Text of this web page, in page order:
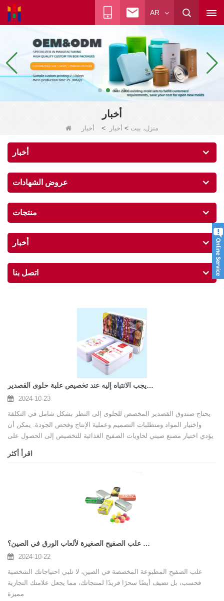
AR
أخبار
منزل، بيت > أخبار > أخبار
أخبار
عروض الشهادات
منتجات
أخبار
اتصل بنا
ما يجب الانتباه إليه عند تخصيص علبة حلوى القصدير
2024-10-23
يحتاج صندوق القصدير المخصص للحلوى إلى النظر بشكل شامل في التكلفة
واختيار المواد ومتطلبات التصميم وعملية الإنتاج وفحص الجودة. يمكن أن
يؤدي اختيار مصنع صيني لحاويات الصفيح الغذائية للتخصيص إلى الحصول على
مزايا مثل المنتجات عالية الجودة وخدمة ما بعد البيع الجيدة
اقرأ أكثر
لماذا تخصيص علب الصفيح الصغيرة لألعاب الورق في الصين؟
2024-10-22
علب الصفيح المطبوعة المخصصة في الصين، لا تلبي احتياجاتك الشخصية
فحسب، بل تضيف أيضًا سحرًا فريدًا لمنتجاتك، مما يجعل علامتك التجارية
مميزة